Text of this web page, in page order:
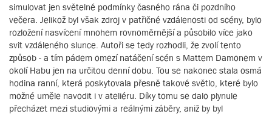
simulovat jen světelné podmínky časného rána či pozdního
večera. Jelikož byl však zdroj v patřičné vzdálenosti od scény, bylo
rozložení nasvícení mnohem rovnoměrnější a působilo více jako
svit vzdáleného slunce. Autoři se tedy rozhodli, že zvolí tento
způsob - a tím pádem omezí natáčení scén s Mattem Damonem v
okolí Habu jen na určitou denní dobu. Tou se nakonec stala osmá
hodina ranní, která poskytovala přesně takové světlo, které bylo
možné uměle navodit i v ateliéru. Díky tomu se dalo plynule
přecházet mezi studiovými a reálnými záběry, aniž by byl